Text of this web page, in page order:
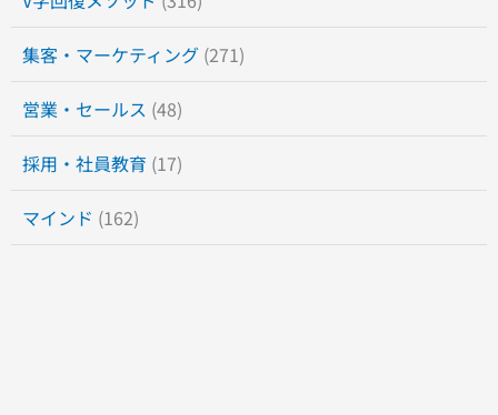
集客・マーケティング (271)
営業・セールス (48)
採用・社員教育 (17)
マインド (162)